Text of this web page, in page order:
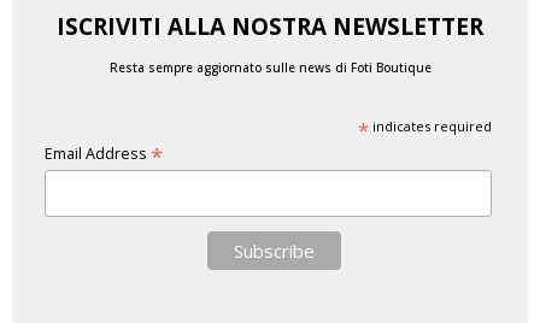
ISCRIVITI ALLA NOSTRA NEWSLETTER
Resta sempre aggiornato sulle news di Foti Boutique
*indicates required
Email Address *